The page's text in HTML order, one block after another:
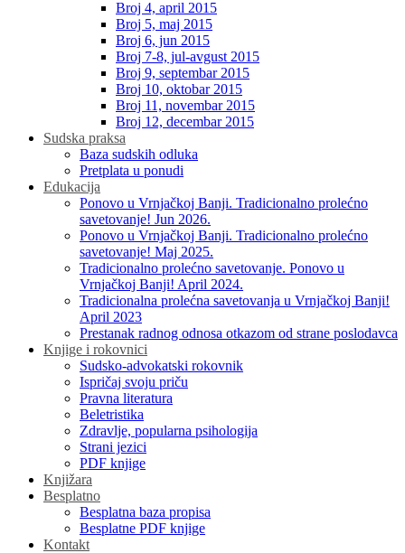
Broj 4, april 2015
Broj 5, maj 2015
Broj 6, jun 2015
Broj 7-8, jul-avgust 2015
Broj 9, septembar 2015
Broj 10, oktobar 2015
Broj 11, novembar 2015
Broj 12, decembar 2015
Sudska praksa
Baza sudskih odluka
Pretplata u ponudi
Edukacija
Ponovo u Vrnjačkoj Banji. Tradicionalno prolećno
savetovanje! Jun 2026.
Ponovo u Vrnjačkoj Banji. Tradicionalno prolećno
savetovanje! Maj 2025.
Tradicionalno prolećno savetovanje. Ponovo u
Vrnjačkoj Banji! April 2024.
Tradicionalna prolećna savetovanja u Vrnjačkoj Banji!
April 2023
Prestanak radnog odnosa otkazom od strane poslodavca
Knjige i rokovnici
Sudsko-advokatski rokovnik
Ispričaj svoju priču
Pravna literatura
Beletristika
Zdravlje, popularna psihologija
Strani jezici
PDF knjige
Knjižara
Besplatno
Besplatna baza propisa
Besplatne PDF knjige
Kontakt